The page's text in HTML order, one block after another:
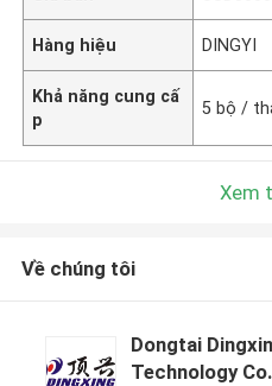
Hàng hiệu DINGYI
Khả năng cung cấ
p
5 bộ /
Xem
Về chúng tôi
Dongtai
Technology